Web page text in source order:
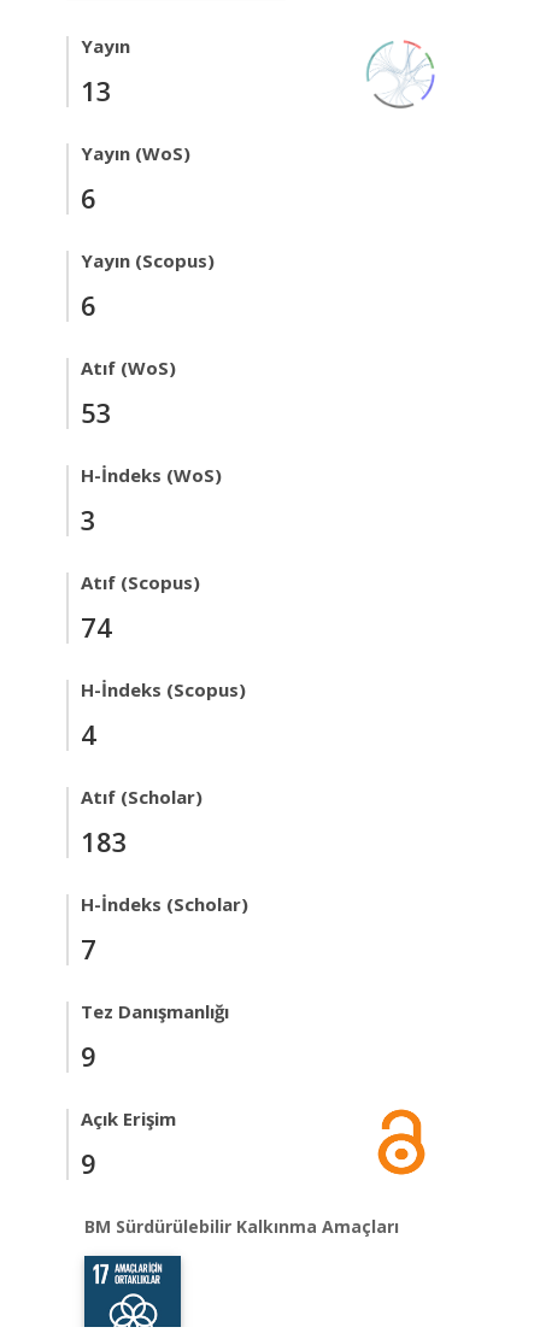
Yayın
13
Yayın (WoS)
6
Yayın (Scopus)
6
Atıf (WoS)
53
H-İndeks (WoS)
3
Atıf (Scopus)
74
H-İndeks (Scopus)
4
Atıf (Scholar)
183
H-İndeks (Scholar)
7
Tez Danışmanlığı
9
Açık Erişim
9
BM Sürdürülebilir Kalkınma Amaçları